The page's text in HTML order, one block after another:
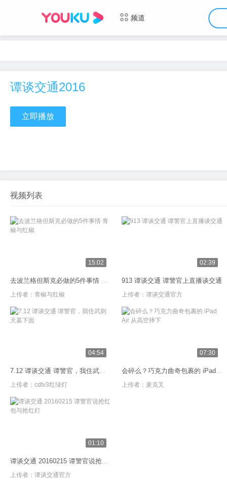
频道
谭谈交通2016
立即播放
视频列表
15:02
去波兰格但斯克必做的5件事情 青椒与红椒
上传者： 青椒与红椒
02:39
913 谭谈交通 谭警官上直播谈交通
上传者： 谭谈交通官方
04:54
7.12 谭谈交通 谭警官，我住武则天墓下面
上传者： cdtv3红绿灯
07:30
会碎么？巧克力曲奇包裹的 iPad Air 从高空摔下
上传者： 麦克叉
01:10
谭谈交通 20160215 谭警官说抢红包与抢红灯
上传者： 谭谈交通官方